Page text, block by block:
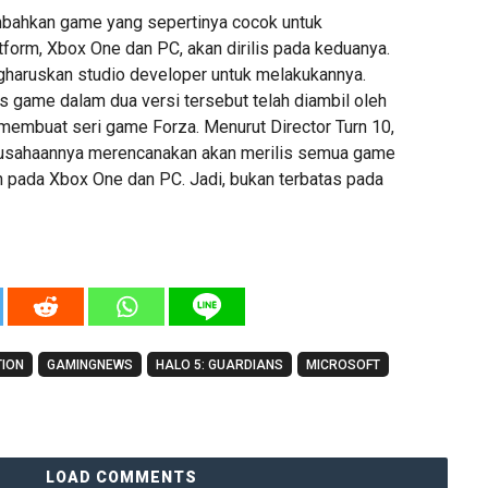
game yang sepertinya cocok untuk
Xbox One dan PC, akan dirilis pada keduanya.
studio developer untuk melakukannya.
game dalam dua versi tersebut telah diambil oleh
seri game Forza. Menurut Director Turn 10,
merencanakan akan merilis semua game
Xbox One dan PC. Jadi, bukan terbatas pada
GAMINGNEWS HALO 5: GUARDIANS MICROSOFT
LOAD COMMENTS